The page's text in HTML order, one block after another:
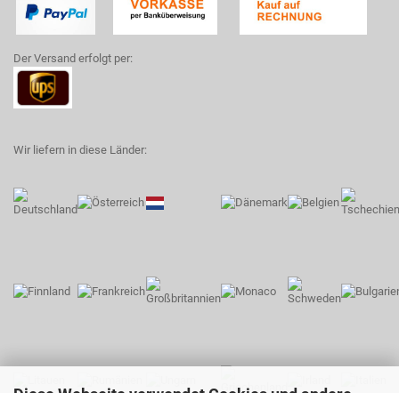
Der Versand erfolgt per:
Wir liefern in diese Länder: